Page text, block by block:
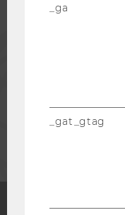
UNTERNEHMEN
_ga
_gat_gtag